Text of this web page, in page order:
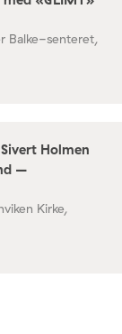
Balke-senteret,
Holmen
–
Kirke,